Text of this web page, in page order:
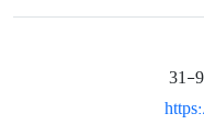
9-31